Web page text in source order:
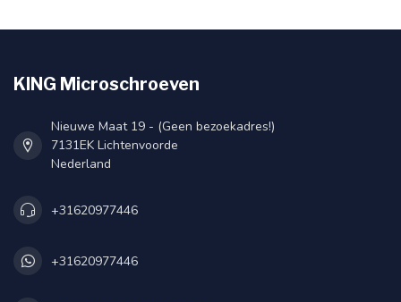
KING Microschroeven
Nieuwe Maat 19 - (Geen bezoekadres!)
7131EK Lichtenvoorde
Nederland
+31620977446
+31620977446